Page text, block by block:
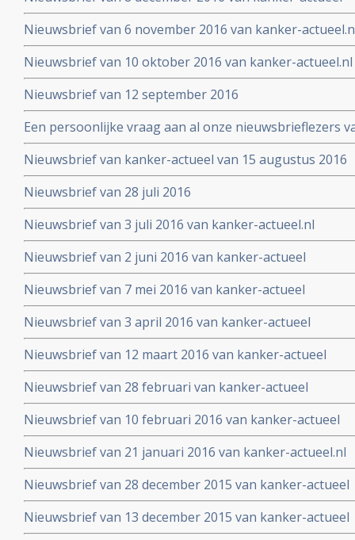
Nieuwsbrief van 6 november 2016 van kanker-
Nieuwsbrief van 10 oktober 2016 van kanker-actueel.nl
Nieuwsbrief van 12 september 2016
Een persoonlijke vraag aan al onze nieuwsbrieflezers
Nieuwsbrief van kanker-actueel van 15 augustus 2016
Nieuwsbrief van 28 juli 2016
Nieuwsbrief van 3 juli 2016 van kanker-actueel.nl
Nieuwsbrief van 2 juni 2016 van kanker-actueel
Nieuwsbrief van 7 mei 2016 van kanker-actueel
Nieuwsbrief van 3 april 2016 van kanker-actueel
Nieuwsbrief van 12 maart 2016 van kanker-actueel
Nieuwsbrief van 28 februari van kanker-actueel
Nieuwsbrief van 10 februari 2016 van kanker-actueel
Nieuwsbrief van 21 januari 2016 van kanker-actueel.nl
Nieuwsbrief van 28 december 2015 van kanker-actueel
Nieuwsbrief van 13 december 2015 van kanker-actueel